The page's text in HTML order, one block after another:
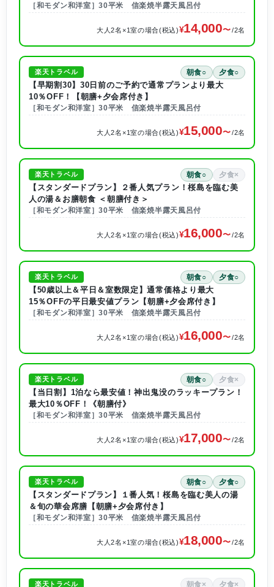
［和モダン和洋室］30平米 信楽焼半露天風呂付
大人2名×1室の場合(税込) 14,000 /2名
楽天トラベル 朝食○ 夕食○
【早期割30】30日前のご予約で通常プランより最大
10％OFF！【朝膳+夕会席付き】
［和モダン和洋室］30平米 信楽焼半露天風呂付
大人2名×1室の場合(税込) 15,000 /2名
楽天トラベル 朝食○ 夕食×
【スタンダードプラン】２番人気プラン！桜島を臨む美
人の湯＆お膳朝食 ＜朝膳付き＞
［和モダン和洋室］30平米 信楽焼半露天風呂付
大人2名×1室の場合(税込) 16,000 /2名
楽天トラベル 朝食○ 夕食○
【50歳以上＆平日＆室数限定】通常価格より最大
15％OFFの平日最安値プラン【朝膳+夕会席付き】
［和モダン和洋室］30平米 信楽焼半露天風呂付
大人2名×1室の場合(税込) 16,000 /2名
楽天トラベル 朝食○ 夕食×
【当日割】1泊なら最安値！神出鬼没のラッキープラン！
最大10％OFF！《朝膳付》
［和モダン和洋室］30平米 信楽焼半露天風呂付
大人2名×1室の場合(税込) 17,000 /2名
楽天トラベル 朝食○ 夕食○
【スタンダードプラン】１番人気！桜島を臨む美人の湯
＆旬の華会席膳【朝膳+夕会席付き】
［和モダン和洋室］30平米 信楽焼半露天風呂付
大人2名×1室の場合(税込) 18,000 /2名
楽天トラベル 朝食× 夕食×